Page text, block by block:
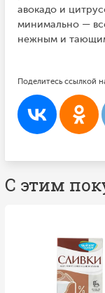
авокадо и
минимально —
нежным и
Поделитесь ссылкой
С этим